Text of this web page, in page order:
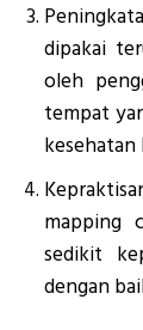
dipakai
oleh
tempat
kesehatan
mapping
sedikit
dengan